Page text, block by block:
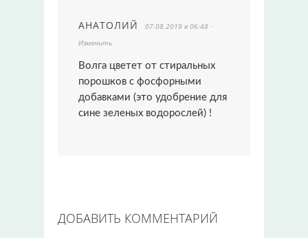
АНАТОЛИЙ 07.08.2019 в 06:48 ·
Изменить
Волга цветет от стиральных
порошков с фосфорными
добавками (это удобрение для
сине зеленых водорослей) !
ДОБАВИТЬ КОММЕНТАРИЙ